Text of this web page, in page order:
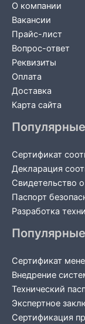
О компании
Вакансии
Прайс-лист
Вопрос-ответ
Реквизиты
Оплата
Доставка
Карта сайта
Сертификат
Декларация
Свидетельство
Паспорт
Разработка
Сертификат
Внедрение
Технический
Экспертное
Сертификация